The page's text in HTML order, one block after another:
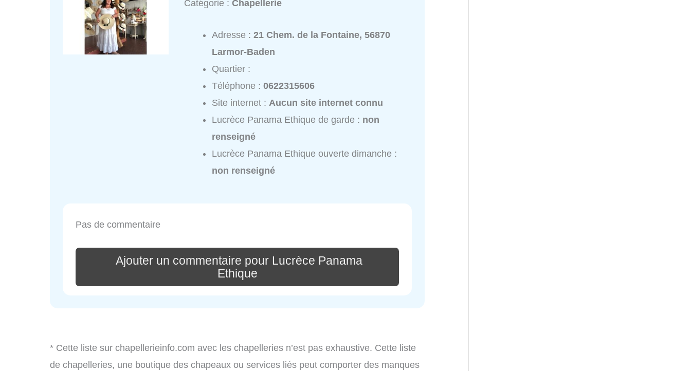
Catégorie :Chapellerie
Adresse :21 Chem. de la Fontaine, 56870
Larmor-Baden
Quartier :
Téléphone :0622315606
Site internet : Aucun site internet connu
Lucrèce Panama Ethique de garde : non
renseigné
Lucrèce Panama Ethique ouverte dimanche :
non renseigné
Pas de commentaire
Ajouter un commentaire pour Lucrèce Panama
Ethique
* Cette liste sur chapellerieinfo.com avec les chapelleries n’est pas exhaustive. Cette liste
de chapelleries, une boutique des chapeaux ou services liés peut comporter des manques